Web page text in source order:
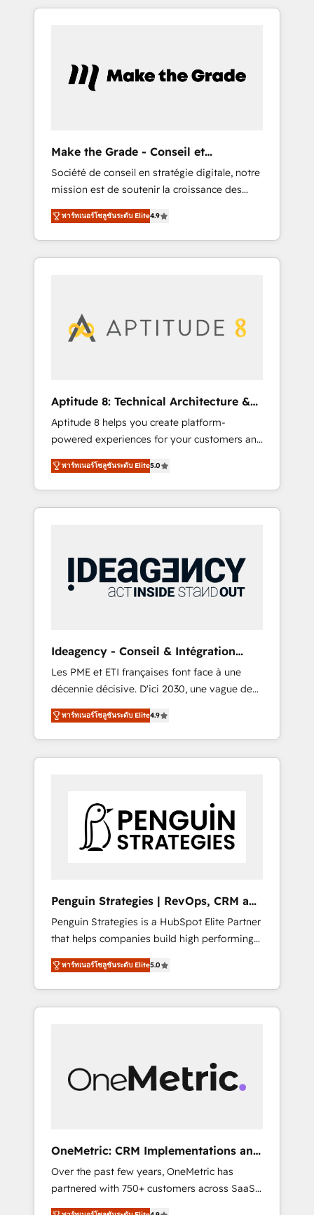
HubSpot evangelists 🧡 Don't pick a
des données partagées • Amélioration de la
Notre équipe de 30 consultants certifiés
HubSpot aborde chaque projet avec un
objectifs d’entreprise. Grâce à une
méthodologie éprouvée auprès de plus de
400 clients, nous comprenons rapidement
vos enjeux et intégrons parfaitement
HubSpot dans votre organisation. Pour toute
question technique ou besoin de
structuration de votre projet HubSpot,
Make the Grade - Conseil et
intégrateur HubSpot
Société de conseil en stratégie digitale, notre
mission est de soutenir la croissance des
entreprises B2B à travers l’acquisition de
nouveaux clients, l'intégration CRM et le
développement des revenus auprès de vos
comptes existants. En France et à
digitale et des startups florissantes. Nos 3
grandes expertises sont : ➤ L’intégration de
synchronisation API, audit et maintenance) ➤
La création de sites internet de conversion
qui transforment les visiteurs en
opportunités d'affaires ➤ La mise en place
de stratégies d'acquisition marketing (SEO,
SEA, inbound, automatisation marketing,
ABM, IA, emailing) Informations clés : - 10 ans
certifications HubSpot cumulées
พาร์ทเนอร์โซลูชันระดับ Elite4.9
Aptitude 8: Technical Architecture &
Deployment
Aptitude 8 helps you create platform-
powered experiences for your customers and
teams. We build multi-hub solutions and
orchestrate operations across your entire
tech stack. Aptitude 8 is trusted by top
brands such as Lenovo, Bluetooth,
Association, Randstad, Uber Freight, and
HubSpot itself. We have the largest technical
consulting team of any HubSpot partner and
extensibility. When you work with Aptitude 8,
you get a team – not an individual – with
embedded consulting, strategy,
development, and project management. We
have 100% US-based, FTE team members.
We offer project-based and managed
services engagements that include new
extensibility, custom development, and
ongoing RevOps support.
พาร์ทเนอร์โซลูชันระดับ Elite5.0
Ideagency - Conseil & Intégration
HubSpot
Les PME et ETI françaises font face à une
décennie décisive. D'ici 2030, une vague de
consolidation va recomposer le marché.
Seules survivront les entreprises qui auront
réussi leur transformation. Le problème ?
58% des dirigeants savent que l'IA est vitale
leurs données. C'est le paradoxe français :
conscience totale, action nulle. La solution
s'appelle l'Entreprise Augmentée. Ce n'est pas
Pas pour remplacer l'humain, mais pour
l'augmenter. Chez Ideagency, nous
accompagnons cette transformation. D'abord
les fondations : des données unifiées, des
processus alignés. Ensuite l'augmentation :
l'IA là où elle crée de la valeur. Et surtout :
l'humain qui reste au centre. Parce que la
พาร์ทเนอร์โซลูชันระดับ Elite4.9
Penguin Strategies | RevOps, CRM and
AI
Penguin Strategies is a HubSpot Elite Partner
that helps companies build high performing
revenue operations across complex sales
cycles, multi system environments and global
SaaS or manufacturing teams. Trusted by
leading enterprises and fast growing scale
architecture 🔗 CRM migrations & End to end
integrations 🤖 AI workflows & enrichment 📘
rely on for scalable revenue insights.
พาร์ทเนอร์โซลูชันระดับ Elite5.0
OneMetric: CRM Implementations and
GTM engineering
Over the past few years, OneMetric has
partnered with 750+ customers across SaaS,
fintech, healthcare, real estate, and other